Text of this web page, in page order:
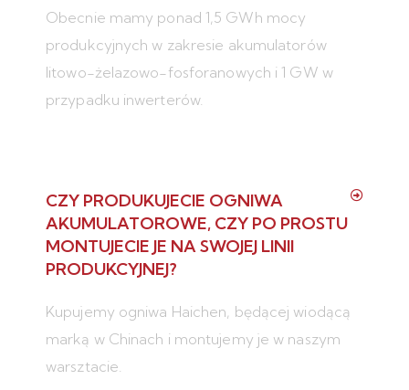
Obecnie mamy ponad 1,5 GWh mocy
produkcyjnych w zakresie akumulatorów
litowo-żelazowo-fosforanowych i 1 GW w
przypadku inwerterów.
CZY PRODUKUJECIE OGNIWA
AKUMULATOROWE, CZY PO PROSTU
MONTUJECIE JE NA SWOJEJ LINII
PRODUKCYJNEJ?
Kupujemy ogniwa Haichen, będącej wiodącą
marką w Chinach i montujemy je w naszym
warsztacie.